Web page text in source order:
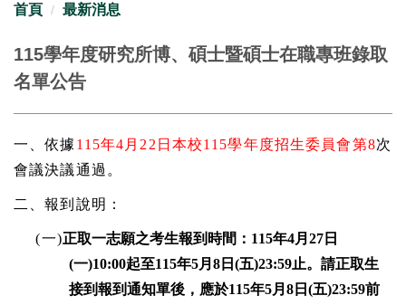
首頁 最新消息
115學年度研究所博、碩士暨碩士在職專班錄取
名單公告
一、依據 115年4 月 22 日本校115學年度招生委員會第8次
會議決議通過 。
二、報到說明：
(一)正取一志願之考生報到時間： 115年4月 27日
(一)10:00起至115年5月 8 日 (五)23:59止。請正取生
接到報到通知單後，應於115年5月 8 日 (五)23:59前